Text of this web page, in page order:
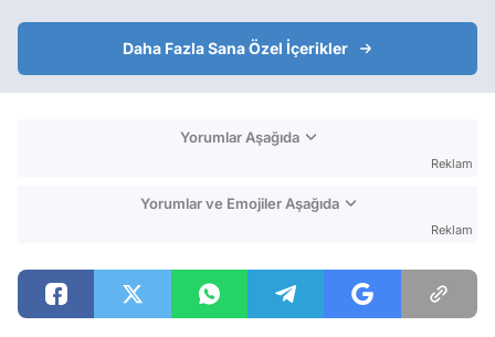
Daha Fazla Sana Özel İçerikler
Yorumlar Aşağıda
Reklam
Yorumlar ve Emojiler Aşağıda
Reklam